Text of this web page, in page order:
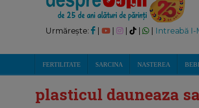
Urmărește: | | Intreabă I-
FERTILITATE SARCINA NASTEREA
plasticul dauneaza